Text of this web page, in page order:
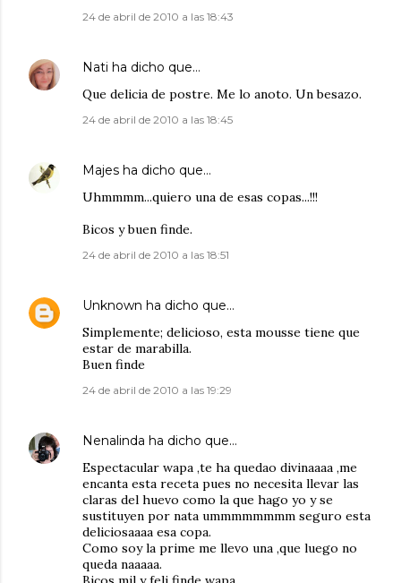
24 de abril de 2010 a las 18:43
Nati ha dicho que…
Que delicia de postre. Me lo anoto. Un besazo.
24 de abril de 2010 a las 18:45
Majes ha dicho que…
Uhmmmm...quiero una de esas copas...!!!
Bicos y buen finde.
24 de abril de 2010 a las 18:51
Unknown ha dicho que…
Simplemente; delicioso, esta mousse tiene que
estar de marabilla.
Buen finde
24 de abril de 2010 a las 19:29
Nenalinda ha dicho que…
Espectacular wapa ,te ha quedao divinaaaa ,me
encanta esta receta pues no necesita llevar las
claras del huevo como la que hago yo y se
sustituyen por nata ummmmmmmm seguro esta
deliciosaaaa esa copa.
Como soy la prime me llevo una ,que luego no
queda naaaaa.